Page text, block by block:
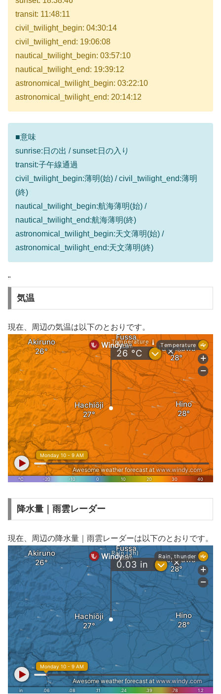
transit: 11:48:11
civil_twilight_begin: 04:30:14
civil_twilight_end: 19:06:08
nautical_twilight_begin: 03:57:10
nautical_twilight_end: 19:39:12
astronomical_twilight_begin: 03:22:10
astronomical_twilight_end: 20:14:12
■意味
sunrise:日の出 / sunset:日の入り
transit:子午線通過
civil_twilight_begin:薄明(始) / civil_twilight_end:薄明
(終)
nautical_twilight_begin:航海薄明(始) /
nautical_twilight_end:航海薄明(終)
astronomical_twilight_begin:天文薄明(始) /
astronomical_twilight_end:天文薄明(終)
"
気温
現在、周辺の気温は以下のとおりです。
降水量｜雨雲レーダー
現在、周辺の降水量｜雨雲レーダーは以下のとおりです。